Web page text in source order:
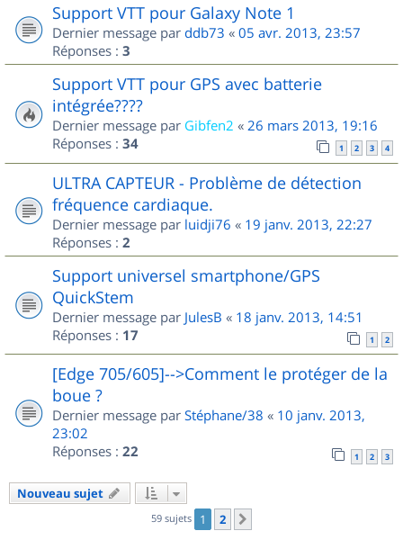
Support VTT pour Galaxy Note 1
Dernier message par ddb73 « 05 avr. 2013, 23:57
Réponses : 3
Support VTT pour GPS avec batterie
intégrée????
Dernier message par Gibfen2 « 26 mars 2013, 19:16
Réponses : 34 1 2 3 4
ULTRA CAPTEUR - Problème de détection
fréquence cardiaque.
Dernier message par luidji76 « 19 janv. 2013, 22:27
Réponses : 2
Support universel smartphone/GPS
QuickStem
Dernier message par JulesB « 18 janv. 2013, 14:51
Réponses : 17 1 2
[Edge 705/605]-->Comment le protéger de la
boue ?
Dernier message par Stéphane/38 « 10 janv. 2013,
23:02
Réponses : 22 1 2 3
Nouveau sujet
59 sujets 1 2